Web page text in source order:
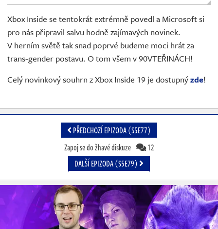
Xbox Inside se tentokrát extrémně povedl a Microsoft si
pro nás připravil salvu hodně zajímavých novinek.
V herním světě tak snad poprvé budeme moci hrát za
trans-gender postavu. O tom všem v 90VTEŘINÁCH!
Celý novinkový souhrn z Xbox Inside 19 je dostupnýzde!
PŘEDCHOZÍ EPIZODA (S5E77)
Zapoj se do žhavé diskuze
12
DALŠÍ EPIZODA (S5E79)